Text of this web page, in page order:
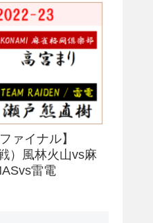
ァイナル】
）風林火山vs麻
雷電